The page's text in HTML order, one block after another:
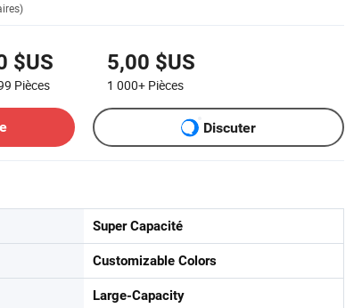
$US
Pièces
5,00 $US
1 000+ Pièces
Discuter
Super Capacité
Customizable Colors
Large-Capacity